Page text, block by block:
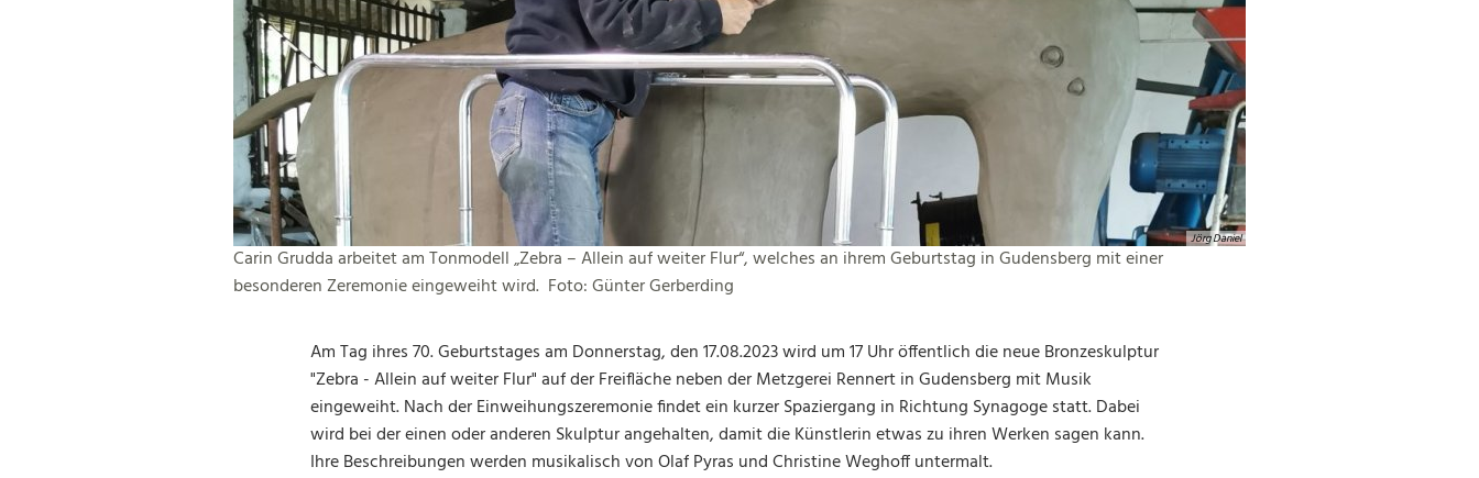
Jörg Daniel
Carin Grudda arbeitet am Tonmodell „Zebra – Allein auf weiter Flur“, welches an ihrem Geburtstag in Gudensberg mit einer
besonderen Zeremonie eingeweiht wird. Foto: Günter Gerberding
Am Tag ihres 70. Geburtstages am Donnerstag, den 17.08.2023 wird um 17 Uhr öffentlich die neue Bronzeskulptur
"Zebra - Allein auf weiter Flur" auf der Freifläche neben der Metzgerei Rennert in Gudensberg mit Musik
eingeweiht. Nach der Einweihungszeremonie findet ein kurzer Spaziergang in Richtung Synagoge statt. Dabei
wird bei der einen oder anderen Skulptur angehalten, damit die Künstlerin etwas zu ihren Werken sagen kann.
Ihre Beschreibungen werden musikalisch von Olaf Pyras und Christine Weghoff untermalt.